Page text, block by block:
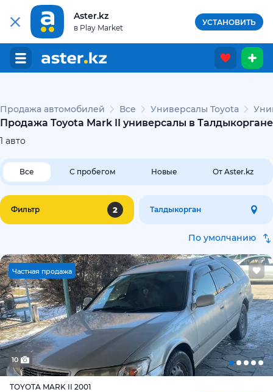
Aster.kz
в Play Market
УСТАНОВИТЬ
Продажа автомобилей Все Универсалы Toyota
Продажа Toyota Mark II универсалы в Талдыкоргане
1 авто
Все С пробегом Новые От Aster.kz
Фильтр 2 Талдыкорган
По умолчанию
Частная продажа
10
TOYOTA MARK II 2001